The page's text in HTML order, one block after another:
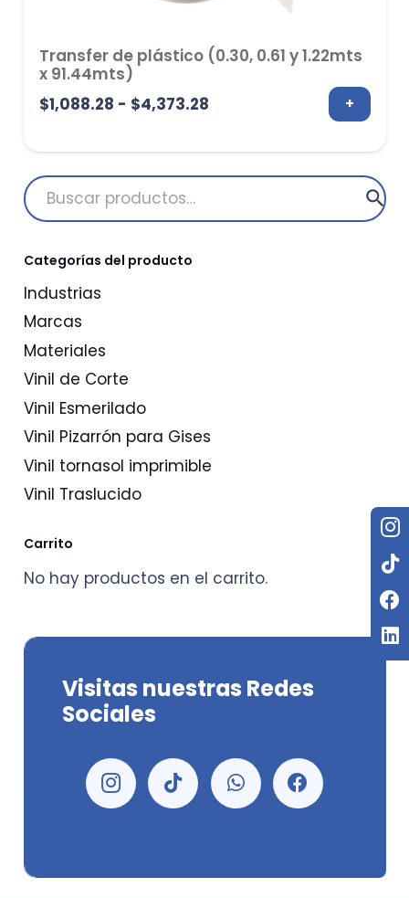
Transfer de plástico (0.30, 0.61 y 1.22mts
x 91.44mts)
$1,088.28 - $4,373.28Rango
precios:
desde
+
Buscar
por:
Categorías del producto
Industrias
Marcas
Materiales
Vinil de Corte
Vinil Esmerilado
Vinil Pizarrón para Gises
Vinil tornasol imprimible
Vinil Traslucido
Carrito
No hay productos en el carrito.
Visitas nuestras Redes
Sociales